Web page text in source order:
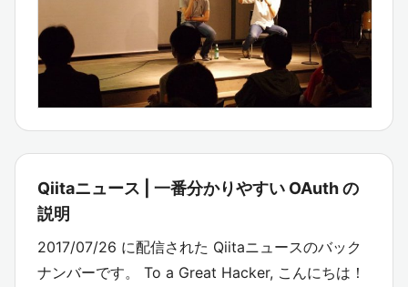
Qiitaニュース | 一番分かりやすい OAuth の
説明
2017/07/26 に配信された Qiitaニュースのバック
ナンバーです。 To a Great Hacker, こんにちは！